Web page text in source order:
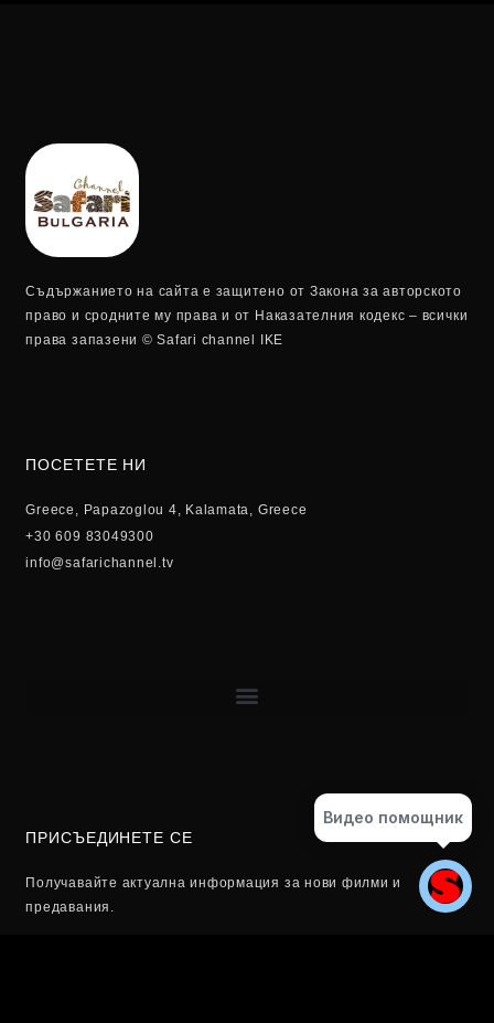
Съдържанието на сайта е защитено от Закона за авторското
право и сродните му права и от Наказателния кодекс – всички
права запазени © Safari channel IKE
ПОСЕТЕТЕ НИ
Greece, Papazoglou 4, Kalamata, Greece
+30 609 83049300
info@safarichannel.tv
ПРИСЪЕДИНЕТЕ СЕ
Получавайте актуална информация за нови филми и
предавания.
Видео помощник